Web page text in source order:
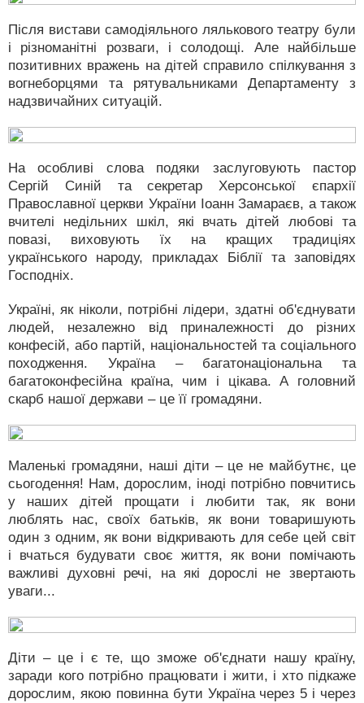
Після вистави самодіяльного лялькового театру були
і різноманітні розваги, і солодощі. Але найбільше
позитивних вражень на дітей справило спілкування з
вогнеборцями та рятувальниками Департаменту з
надзвичайних ситуацій.
На особливі слова подяки заслуговують пастор
Сергій Синій та секретар Херсонської єпархії
Православної церкви України Іоанн Замараєв, а також
вчителі недільних шкіл, які вчать дітей любові та
повазі, виховують їх на кращих традиціях
українського народу, прикладах Біблії та заповідях
Господніх.
Україні, як ніколи, потрібні лідери, здатні об'єднувати
людей, незалежно від приналежності до різних
конфесій, або партій, національностей та соціального
походження. Україна – багатонаціональна та
багатоконфесійна країна, чим і цікава. А головний
скарб нашої держави – це її громадяни.
Маленькі громадяни, наші діти – це не майбутнє, це
сьогодення! Нам, дорослим, іноді потрібно повчитись
у наших дітей прощати і любити так, як вони
люблять нас, своїх батьків, як вони товаришують
один з одним, як вони відкривають для себе цей світ
і вчаться будувати своє життя, як вони помічають
важливі духовні речі, на які дорослі не звертають
уваги...
Діти – це і є те, що зможе об'єднати нашу країну,
заради кого потрібно працювати і жити, і хто підкаже
дорослим, якою повинна бути Україна через 5 і через